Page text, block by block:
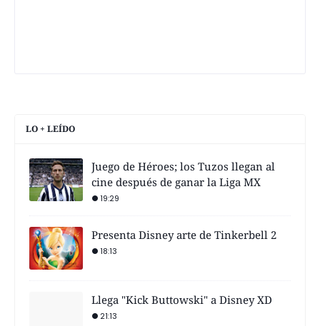
LO + LEÍDO
Juego de Héroes; los Tuzos llegan al
cine después de ganar la Liga MX
19:29
Presenta Disney arte de Tinkerbell 2
18:13
Llega "Kick Buttowski" a Disney XD
21:13